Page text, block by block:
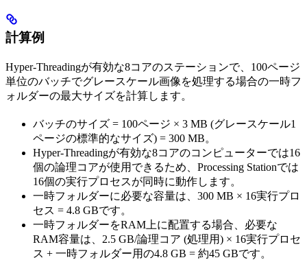
計算例
Hyper-Threadingが有効な8コアのステーションで、100ページ
単位のバッチでグレースケール画像を処理する場合の一時フ
ォルダーの最大サイズを計算します。
バッチのサイズ = 100ページ × 3 MB (グレースケール1
ページの標準的なサイズ) = 300 MB。
Hyper-Threadingが有効な8コアのコンピューターでは16
個の論理コアが使用できるため、Processing Stationでは
16個の実行プロセスが同時に動作します。
一時フォルダーに必要な容量は、300 MB × 16実行プロ
セス = 4.8 GBです。
一時フォルダーをRAM上に配置する場合、必要な
RAM容量は、2.5 GB/論理コア (処理用) × 16実行プロセ
ス + 一時フォルダー用の4.8 GB = 約45 GBです。